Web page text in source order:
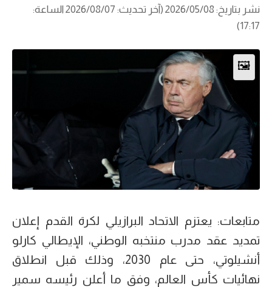
نشر بتاريخ: 2026/05/08 (آخر تحديث: 2026/08/07 الساعة:
17:17)
🖼️
متابعات: يعتزم الاتحاد البرازيلي لكرة القدم إعلان
تمديد عقد مدرب منتخبه الوطني، الإيطالي كارلو
أنشيلوتي، حتى عام 2030، وذلك قبل انطلاق
نهائيات كأس العالم، وفق ما أعلن رئيسه سمير